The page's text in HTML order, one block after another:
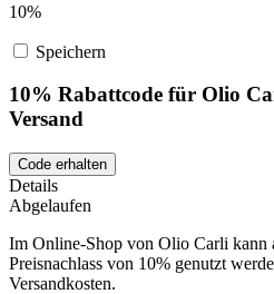
10%
Speichern
10% Rabattcode für Olio
Versand
Code erhalten
Details
Abgelaufen
Im Online-Shop von Olio Carli kann
Preisnachlass von 10% genutzt
Versandkosten.